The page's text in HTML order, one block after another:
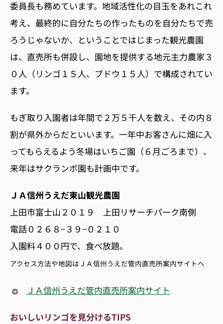
委員長も務めています。地域活性化の目玉をあれこれ
考え、最終的に自分たちの作ったものを自分たちで売
ろうじゃないか、ということではじまった観光農園
は、直売所も併設し、園地を提供する地元主力農家３
０人（リンゴ１５人、ブドウ１５人）で構成されてい
ます。
もぎ取り入園者は年間で２万５千人を数え、その内８
割が県外からだといいます。一年中お客さんに畑に入
ってもらえるよう冬場はいちご園（６月ごろまで）、
来年はサクランボ園も計画中です。
ＪＡ信州うえだ東山観光農園
上田市富士山２０１９ 上田リサーチパーク南側
電話０２６８−３９−０２１０
入園料４００円で、食べ放題。
アクセス方法や地図はＪＡ信州うえだ管内直売所案内サイトへ
ＪＡ信州うえだ管内直売所案内サイト
おいしいリンゴを見分けるTIPS